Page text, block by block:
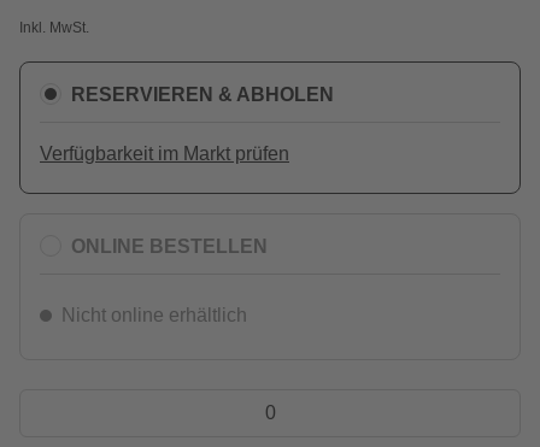
Inkl. MwSt.
RESERVIEREN & ABHOLEN
Verfügbarkeit im Markt prüfen
ONLINE BESTELLEN
Nicht online erhältlich